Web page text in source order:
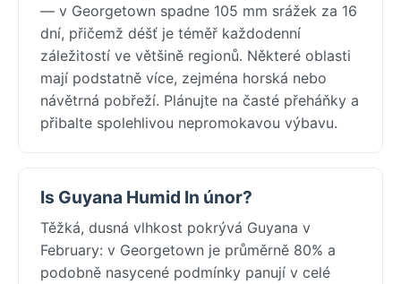
— v Georgetown spadne 105 mm srážek za 16
dní, přičemž déšť je téměř každodenní
záležitostí ve většině regionů. Některé oblasti
mají podstatně více, zejména horská nebo
návětrná pobřeží. Plánujte na časté přeháňky a
přibalte spolehlivou nepromokavou výbavu.
Is Guyana Humid In únor?
Těžká, dusná vlhkost pokrývá Guyana v
February: v Georgetown je průměrně 80% a
podobně nasycené podmínky panují v celé